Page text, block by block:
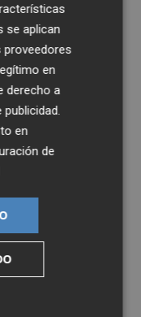
se aplican
proveedores
en
derecho a
publicidad
en
de